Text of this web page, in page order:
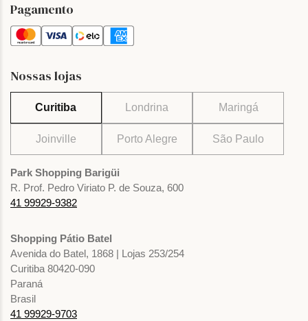
Pagamento
Nossas lojas
Curitiba Londrina Maringá
Joinville Porto Alegre São Paulo
Park Shopping Barigüi
R. Prof. Pedro Viriato P. de Souza, 600
41 99929-9382
Shopping Pátio Batel
Avenida do Batel, 1868 | Lojas 253/254
Curitiba 80420-090
Paraná
Brasil
41 99929-9703